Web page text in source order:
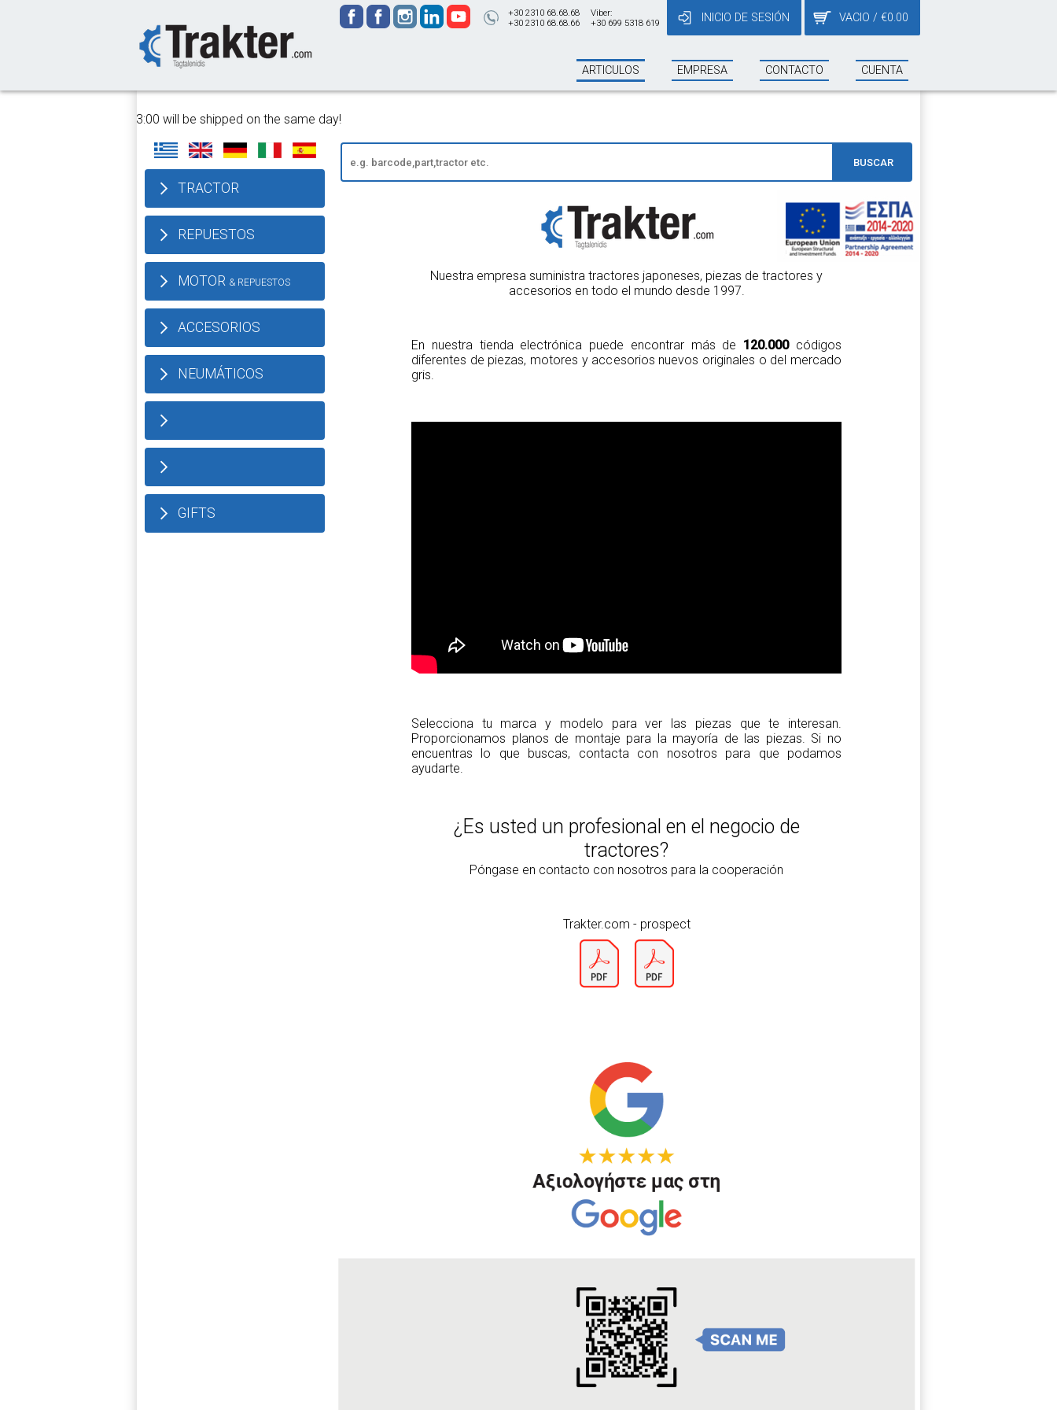
+30 2310 68.68.68
+30 2310 68.68.66
Viber:
+30 699 5318 619
INICIO DE SESIÓN VACIO / €0.00
ARTICULOS EMPRESA CONTACTO CUENTA
All orders Until 13:00 will be shipped on the same day!
TRACTOR
REPUESTOS
MOTOR & REPUESTOS
ACCESORIOS
NEUMÁTICOS
GIFTS
BUSCAR
Nuestra empresa suministra tractores japoneses, piezas de tractores y
accesorios en todo el mundo desde 1997.
En nuestra tienda electrónica puede encontrar más de 120.000códigos
diferentes de piezas, motores y accesorios nuevos originales o del mercado
gris.
Selecciona tu marca y modelo para ver las piezas que te interesan.
Proporcionamos planos de montaje para la mayoría de las piezas. Si no
encuentras lo que buscas, contacta con nosotros para que podamos
ayudarte.
¿Es usted un profesional en el negocio de
tractores?
Póngase en contacto con nosotros para la cooperación
Trakter.com - prospect